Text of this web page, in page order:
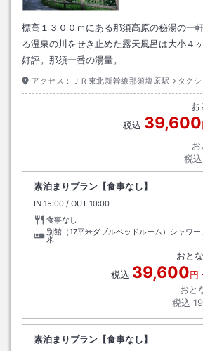
標高１３００ｍにある那須高原の秘湯の一
る温泉の川をせき止めた露天風呂は大小４
好評。那須一番の湯量。
アクセス： ＪＲ東北新幹線那須塩原駅→タク
お
税込 39,600
税込
素泊まりプラン【食事なし】
IN チェックイン
15:00 / OUT チェックアウト
10:00
食事なし
別館（17平米ダブルベッドルーム）シャワ
米
おとな
税込 39,600円
おと
税込
素泊まりプラン【食事なし】